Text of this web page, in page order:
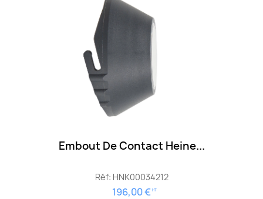
Embout De Contact Heine...
Réf: HNK00034212
196,00 € HT